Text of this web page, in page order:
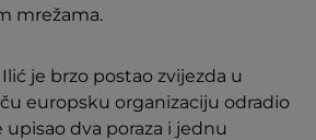
mrežama.
je brzo postao zvijezda u
europsku organizaciju odradio
dva poraza i jednu